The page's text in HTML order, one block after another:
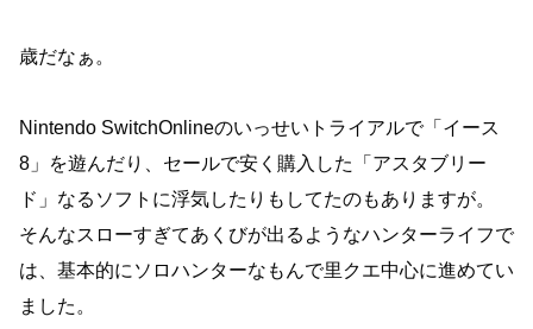
歳だなぁ。
Nintendo SwitchOnlineのいっせいトライアルで「イース
8」を遊んだり、セールで安く購入した「アスタブリー
ド」なるソフトに浮気したりもしてたのもありますが。
そんなスローすぎてあくびが出るようなハンターライフで
は、基本的にソロハンターなもんで里クエ中心に進めてい
ました。